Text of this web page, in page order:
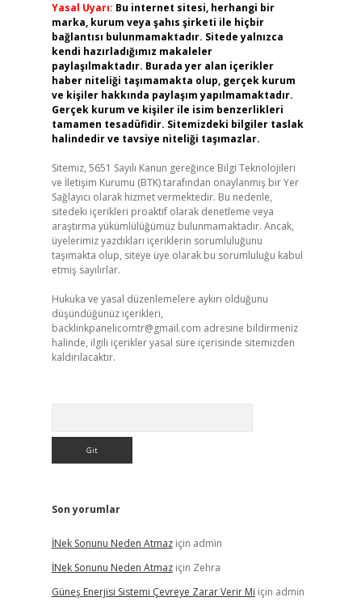
Yasal Uyarı: Bu internet sitesi, herhangi bir
marka, kurum veya şahıs şirketi ile hiçbir
bağlantısı bulunmamaktadır. Sitede yalnızca
kendi hazırladığımız makaleler
paylaşılmaktadır. Burada yer alan içerikler
haber niteliği taşımamakta olup, gerçek kurum
ve kişiler hakkında paylaşım yapılmamaktadır.
Gerçek kurum ve kişiler ile isim benzerlikleri
tamamen tesadüfidir. Sitemizdeki bilgiler taslak
halindedir ve tavsiye niteliği taşımazlar.
Sitemiz, 5651 Sayılı Kanun gereğince Bilgi Teknolojileri
ve İletişim Kurumu (BTK) tarafından onaylanmış bir Yer
Sağlayıcı olarak hizmet vermektedir. Bu nedenle,
sitedeki içerikleri proaktif olarak denetleme veya
araştırma yükümlülüğümüz bulunmamaktadır. Ancak,
üyelerimiz yazdıkları içeriklerin sorumluluğunu
taşımakta olup, siteye üye olarak bu sorumluluğu kabul
etmiş sayılırlar.
Hukuka ve yasal düzenlemelere aykırı olduğunu
düşündüğünüz içerikleri,
backlinkpanelicomtr@gmail.com adresine bildirmeniz
halinde, ilgili içerikler yasal süre içerisinde sitemizden
kaldırılacaktır.
Son yorumlar
İNek Sonunu Neden Atmaziçin admin
İNek Sonunu Neden Atmaziçin Zehra
Güneş Enerjisi Sistemi Çevreye Zarar Verir Mi için admin